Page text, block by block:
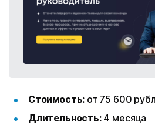
Стоимость: от 75 600
Длительность: 4 месяца